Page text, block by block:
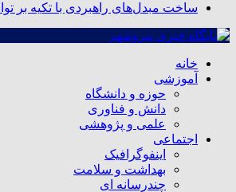
ساخت مبدل‌های راهبردی با تکیه بر
خانه
آموزشی
حوزه و دانشگاه
دانش و فناوری
علمی و پژوهشی
اجتماعی
اینفوگرافیک
بهداشت و سلامت
چندرسانه ای